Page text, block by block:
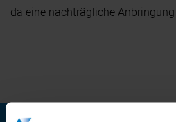
da eine nachträgliche